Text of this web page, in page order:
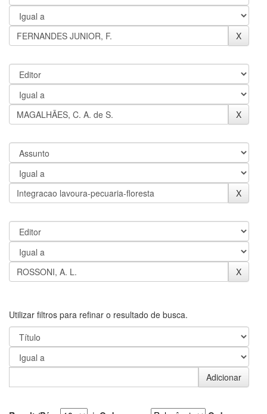
Utilizar filtros para refinar o resultado de busca.